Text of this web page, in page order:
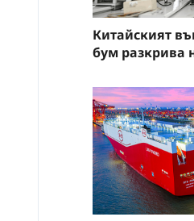
Китайският
бум разкрива